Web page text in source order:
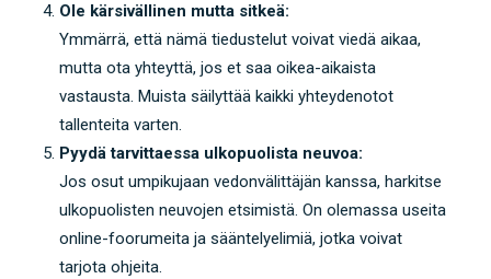
Ole kärsivällinen mutta sitkeä:
Ymmärrä, että nämä tiedustelut voivat viedä aikaa,
mutta ota yhteyttä, jos et saa oikea-aikaista
vastausta. Muista säilyttää kaikki yhteydenotot
tallenteita varten.
Pyydä tarvittaessa ulkopuolista neuvoa:
Jos osut umpikujaan vedonvälittäjän kanssa, harkitse
ulkopuolisten neuvojen etsimistä. On olemassa useita
online-foorumeita ja sääntelyelimiä, jotka voivat
tarjota ohjeita.